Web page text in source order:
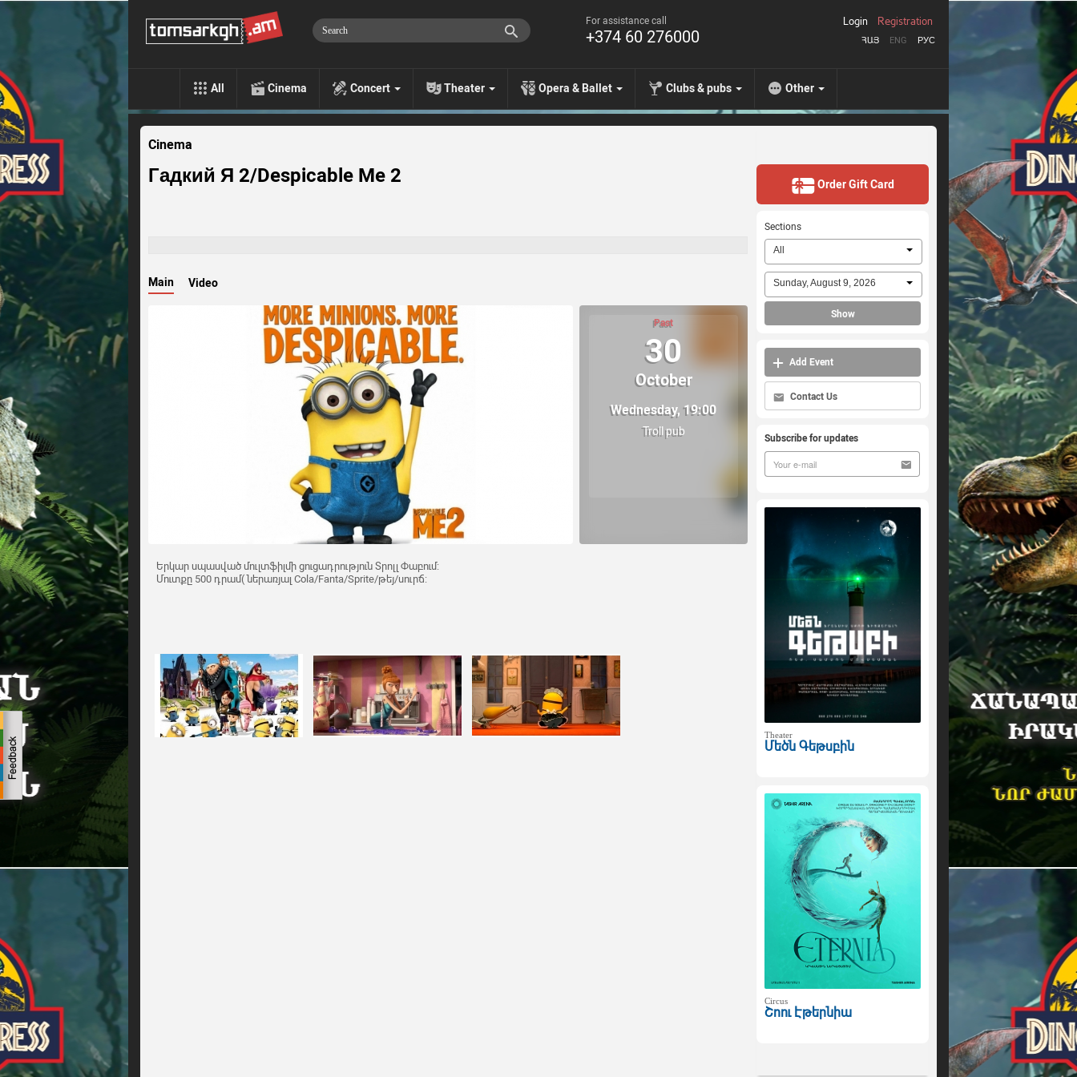
For assistance call
+374 60 276000 ՀԱՅ ENG РУС
Login Registration
All Cinema Concert Theater Opera & Ballet Clubs & pubs Other
Cinema
Гадкий Я 2/Despicable Me 2
Main Video
Past
30
October
Wednesday, 19:00
Troll pub
Երկար սպասված մուլտֆիլմի ցուցադրություն Տրոլլ Փաբում:
Մուտքը 500 դրամ( ներառյալ Cola/Fanta/Sprite/թեյ/սուրճ:
Order Gift Card
Sections
All
Sunday, August 9, 2026
Show
Add Event
Contact Us
Subscribe for updates
Theater
Մեծն Գեթսբին
Circus
Շոու Էթերնիա